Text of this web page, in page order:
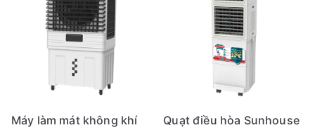
Máy làm mát không khí
Quạt điều hòa Sunhouse